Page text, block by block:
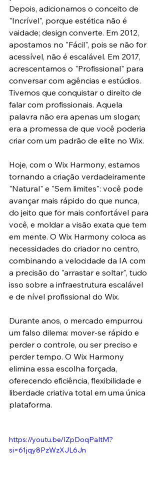
Depois, adicionamos o conceito de
"Incrível", porque estética não é
vaidade; design converte. Em 2012,
apostamos no "Fácil", pois se não for
acessível, não é escalável. Em 2017,
acrescentamos o "Profissional" para
conversar com agências e estúdios.
Tivemos que conquistar o direito de
falar com profissionais. Aquela
palavra não era apenas um slogan;
era a promessa de que você poderia
criar com um padrão de elite no Wix.
Hoje, com o Wix Harmony, estamos
tornando a criação verdadeiramente
"Natural" e "Sem limites": você pode
avançar mais rápido do que nunca,
do jeito que for mais confortável para
você, e moldar a visão exata que tem
em mente. O Wix Harmony coloca as
necessidades do criador no centro,
combinando a velocidade da IA com
a precisão do "arrastar e soltar", tudo
isso sobre a infraestrutura escalável
e de nível profissional do Wix.
Durante anos, o mercado empurrou
um falso dilema: mover-se rápido e
perder o controle, ou ser preciso e
perder tempo. O Wix Harmony
elimina essa escolha forçada,
oferecendo eficiência, flexibilidade e
liberdade criativa total em uma única
plataforma.
https://youtu.be/IZpDoqPaItM?
si=61jqy8PzWzXJL6Jn